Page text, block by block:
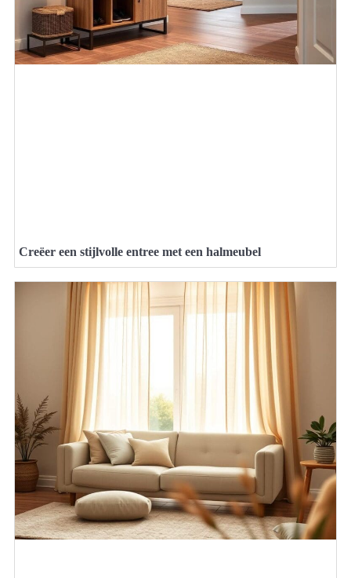
Creëer een stijlvolle entree met een halmeubel